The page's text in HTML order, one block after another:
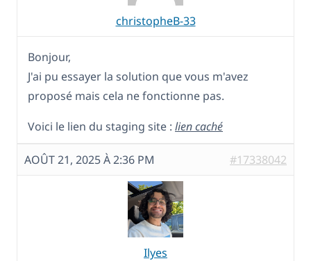
christopheB-33
Bonjour,
J'ai pu essayer la solution que vous m'avez
proposé mais cela ne fonctionne pas.
Voici le lien du staging site : lien caché
AOÛT 21, 2025 À 2:36 PM #17338042
Ilyes